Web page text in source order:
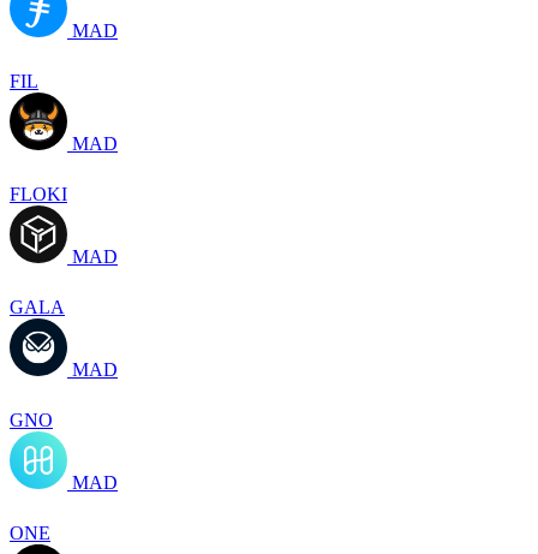
MAD
FIL
MAD
FLOKI
MAD
GALA
MAD
GNO
MAD
ONE